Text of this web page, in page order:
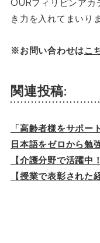
OURフィリピンアカ
き力を入れてまいり
※お問い合わせはこ
関連投稿:
「高齢者様をサポ
日本語をゼロから勉
【介護分野で活躍
【授業で表彰され